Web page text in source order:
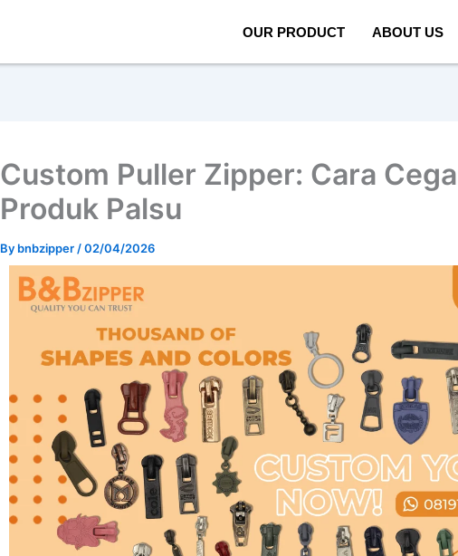
OUR PRODUCT ABOUT US
Custom Puller Zipper: Cara
Produk Palsu
By bnbzipper /02/04/2026